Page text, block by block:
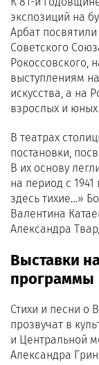
экспозиций на
Арбат
Советского
Рокоссовского,
выступлениям
искусства, а на
взрослых и
В театрах
постановки,
В их основу
на период с
здесь тихие…»
Валентина
Александра
Выставки
программы
Стихи и песни о
прозвучат в
и Центральной
Александра